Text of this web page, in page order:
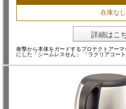
在庫なし
詳細はこ
衝撃から本体をガードするプロテクトアー
にした「シームレスせん」 「ラクリアコート